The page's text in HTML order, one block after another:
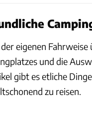
eigenen Fahrweise
und die
gibt es etliche
zu reisen.